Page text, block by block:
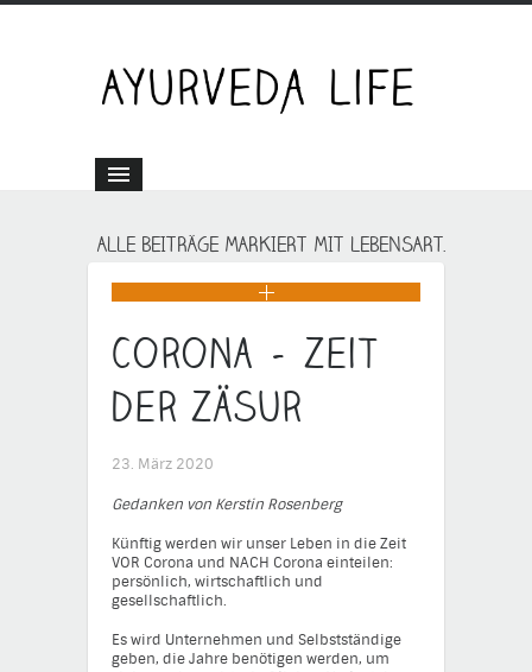
ALLE BEITRÄGE MARKIERT MIT LEBENSART.
Corona – Zeit
der Zäsur
23. März 2020
Gedanken von Kerstin Rosenberg
Künftig werden wir unser Leben in die Zeit
VOR Corona und NACH Corona einteilen:
persönlich, wirtschaftlich und
gesellschaftlich.
Es wird Unternehmen und Selbstständige
geben, die Jahre benötigen werden, um